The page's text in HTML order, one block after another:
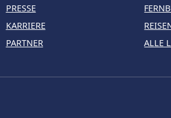
PRESSE
KARRIERE
PARTNER
ALLE